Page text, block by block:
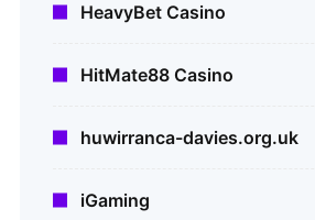
HeavyBet Casino
HitMate88 Casino
huwirranca-davies.org.uk
iGaming